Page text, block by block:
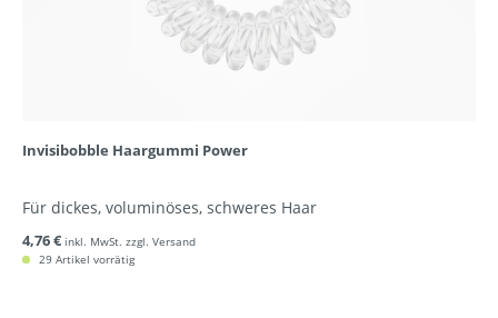
Invisibobble Haargummi Power
Für dickes, voluminöses, schweres Haar
4,76 € inkl. MwSt. zzgl. Versand
29 Artikel vorrätig